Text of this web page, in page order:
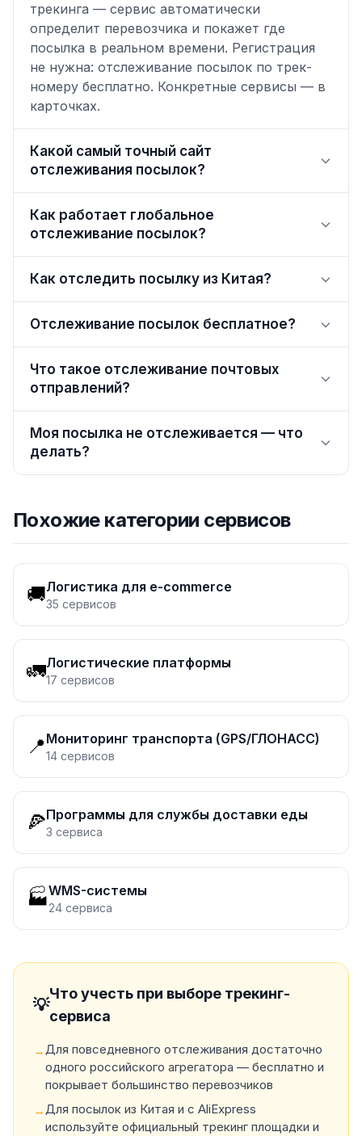
трекинга — сервис автоматически
определит перевозчика и покажет где
посылка в реальном времени. Регистрация
не нужна: отслеживание посылок по трек-
номеру бесплатно. Конкретные сервисы — в
карточках.
Какой самый точный сайт
отслеживания посылок?
Как работает глобальное
отслеживание посылок?
Как отследить посылку из Китая?
Отслеживание посылок бесплатное?
Что такое отслеживание почтовых
отправлений?
Моя посылка не отслеживается — что
делать?
Похожие категории сервисов
🚚Логистика для e-commerce
35 сервисов
🚛Логистические платформы
17 сервисов
📍 Мониторинг транспорта (GPS/ГЛОНАСС)
14 сервисов
🍕Программы для службы доставки еды
3 сервиса
🏭WMS-системы
24 сервиса
💡
Что учесть при выборе трекинг-
сервиса
→Для повседневного отслеживания достаточно
одного российского агрегатора — бесплатно и
покрывает большинство перевозчиков
→Для посылок из Китая и с AliExpress
используйте официальный трекинг площадки и